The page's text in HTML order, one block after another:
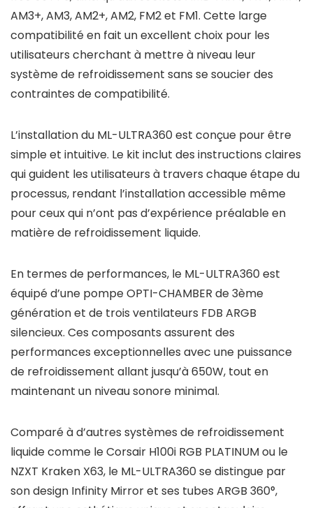
AM3+, AM3, AM2+, AM2, FM2 et FM1. Cette large
compatibilité en fait un excellent choix pour les
utilisateurs cherchant à mettre à niveau leur
système de refroidissement sans se soucier des
contraintes de compatibilité.
L’installation du ML-ULTRA360 est conçue pour être
simple et intuitive. Le kit inclut des instructions claires
qui guident les utilisateurs à travers chaque étape du
processus, rendant l’installation accessible même
pour ceux qui n’ont pas d’expérience préalable en
matière de refroidissement liquide.
En termes de performances, le ML-ULTRA360 est
équipé d’une pompe OPTI-CHAMBER de 3ème
génération et de trois ventilateurs FDB ARGB
silencieux. Ces composants assurent des
performances exceptionnelles avec une puissance
de refroidissement allant jusqu’à 650W, tout en
maintenant un niveau sonore minimal.
Comparé à d’autres systèmes de refroidissement
liquide comme le Corsair H100i RGB PLATINUM ou le
NZXT Kraken X63, le ML-ULTRA360 se distingue par
son design Infinity Mirror et ses tubes ARGB 360°,